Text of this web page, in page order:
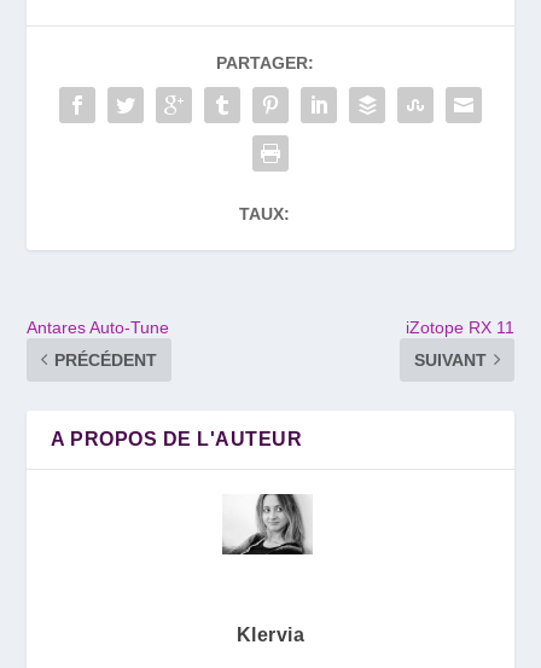
PARTAGER:
TAUX:
Antares Auto-Tune
PRÉCÉDENT
iZotope RX 11
SUIVANT
A PROPOS DE L'AUTEUR
Klervia